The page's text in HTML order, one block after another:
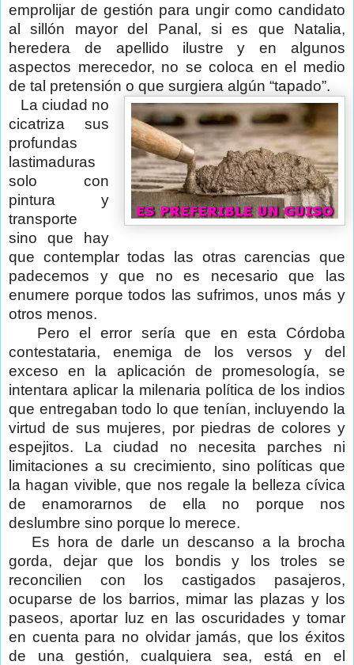
emprolijar de gestión para ungir como candidato
al sillón mayor del Panal, si es que Natalia,
heredera de apellido ilustre y en algunos
aspectos merecedor, no se coloca en el medio
de tal pretensión o que surgiera algún “tapado”.
La ciudad no
cicatriza sus
profundas
lastimaduras
solo con
pintura y
transporte
sino que hay
que contemplar todas las otras carencias que
padecemos y que no es necesario que las
enumere porque todos las sufrimos, unos más y
otros menos.
Pero el error sería que en esta Córdoba
contestataria, enemiga de los versos y del
exceso en la aplicación de promesología, se
intentara aplicar la milenaria política de los indios
que entregaban todo lo que tenían, incluyendo la
virtud de sus mujeres, por piedras de colores y
espejitos. La ciudad no necesita parches ni
limitaciones a su crecimiento, sino políticas que
la hagan vivible, que nos regale la belleza cívica
de enamorarnos de ella no porque nos
deslumbre sino porque lo merece.
Es hora de darle un descanso a la brocha
gorda, dejar que los bondis y los troles se
reconcilien con los castigados pasajeros,
ocuparse de los barrios, mimar las plazas y los
paseos, aportar luz en las oscuridades y tomar
en cuenta para no olvidar jamás, que los éxitos
de una gestión, cualquiera sea, está en el